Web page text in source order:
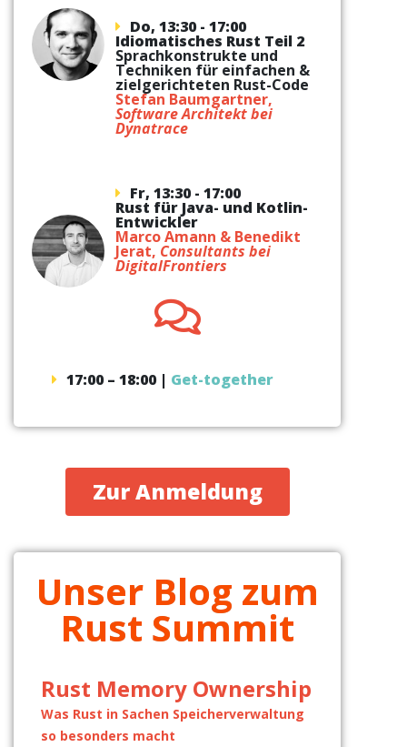
Do, 13:30 - 17:00
Idiomatisches Rust Teil 2
Sprachkonstrukte und
Techniken für einfachen &
zielgerichteten Rust-Code
Stefan Baumgartner,
Software Architekt bei
Dynatrace
Fr, 13:30 - 17:00
Rust für Java- und Kotlin-
Entwickler
Marco Amann & Benedikt
Jerat, Consultants bei
DigitalFrontiers
17:00 – 18:00 | Get-together
Zur Anmeldung
Unser Blog zum
Rust Summit
Rust Memory Ownership
Was Rust in Sachen Speicherverwaltung
so besonders macht